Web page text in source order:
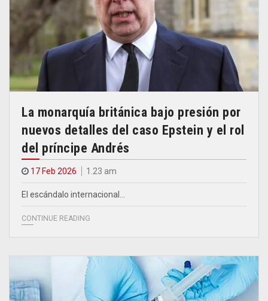
La monarquía británica bajo presión por
nuevos detalles del caso Epstein y el rol
del príncipe Andrés
17 Feb 2026 1.23 am
El escándalo internacional…
CONTINUE READING